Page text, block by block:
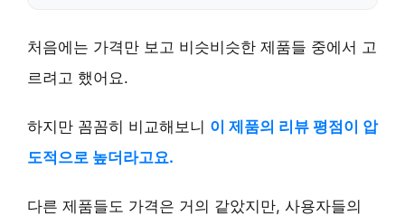
처음에는 가격만 보고 비슷비슷한 제품들 중에서 고
르려고 했어요.
하지만 꼼꼼히 비교해보니 이 제품의 리뷰 평점이 압
도적으로 높더라고요.
다른 제품들도 가격은 거의 같았지만, 사용자들의